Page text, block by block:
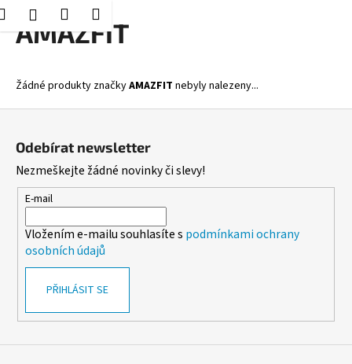
Přejít
HledatPřihlášení
Nákupní
košík
Menu
AMAZFIT
Žádné produkty značkyAMAZFIT nebyly nalezeny...
K
o
Zpět
Zpět
C
o
o
t
ř
e
b
u
n
Odebírat newsletter
Nezmeškejte žádné novinky či slevy!
E-mail
Vložením e-mailu souhlasíte s podmínkami ochrany
osobních údajů
PŘIHLÁSIT SE